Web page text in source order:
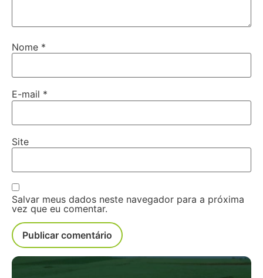
Nome *
E-mail *
Site
Salvar meus dados neste navegador para a próxima
vez que eu comentar.